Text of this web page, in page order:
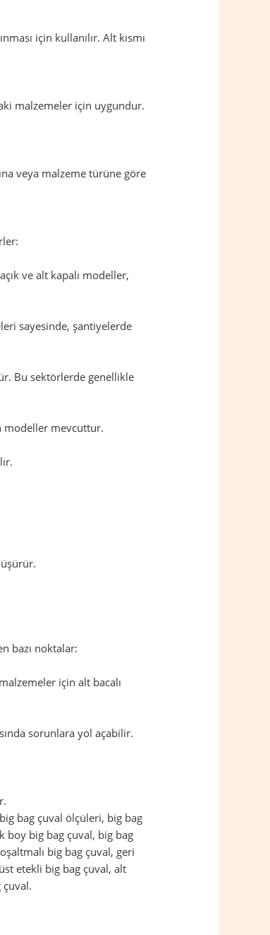
için kullanılır. Alt kısmı
malzemeler için uygundur.
veya malzeme türüne göre
ve alt kapalı modeller,
sayesinde, şantiyelerde
Bu sektörlerde genellikle
modeller mevcuttur.
bazı noktalar:
için alt bacalı
sorunlara yol açabilir.
bag çuval ölçüleri, big bag
boy big bag çuval, big bag
big bag çuval, geri
etekli big bag çuval, alt
çuval.